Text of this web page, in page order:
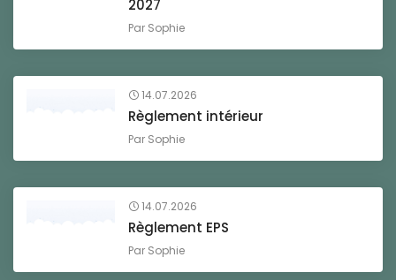
2027
Par Sophie
14.07.2026
Règlement intérieur
Par Sophie
14.07.2026
Règlement EPS
Par Sophie